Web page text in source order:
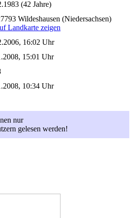
(42 Jahre)
Wildeshausen (Niedersachsen)
Landkarte zeigen
16:02 Uhr
15:01 Uhr
10:34 Uhr
nur
gelesen werden!